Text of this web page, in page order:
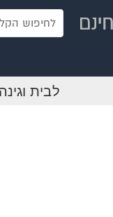
לבית וגינה